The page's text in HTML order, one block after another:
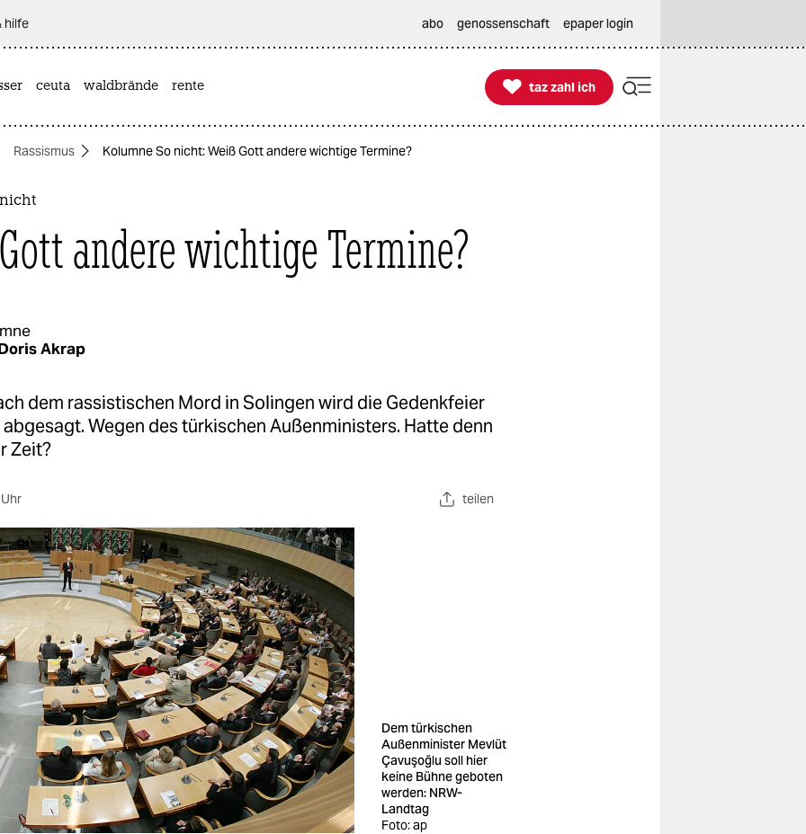
hilfe abo genossenschaft epaper login
ceuta waldbrände rente 
taz zahl ich
taz zahl ich
Rassismus Kolumne So nicht: Weiß Gott andere wichtige Termine?
andere wichtige Termine?
Akrap
dem rassistischen Mord in Solingen wird die Gedenkfeier
Wegen des türkischen Außenministers. Hatte denn
Zeit?
teilen
Dem türkischen
Außenminister Mevlüt
Çavuşoğlu soll hier
keine Bühne geboten
werden: NRW-
Landtag
Foto: ap